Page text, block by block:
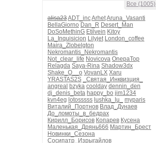
Все (1005)
alisa23ADT_incArhetAruna_Vasanti
BellaGiorno Dan_R Desert_Man
DoSoMethinG Etilvein Kitoy
La_Inquisicion Lilyjet London_coffee
Maira_Zlobelgton
Nekromantis_Nekromantis
Not_clear_life Novicova OnepaTop
Relagda Saya-Rina Shadow3dx
Shake_O__o VovanLX Xaru
YRASTAS2S
_Святая_Инквизция_
angreal bzyka coolday dennin_den
dj_denis_beta happy_bo jim1234
kvn4eg lotosssss lushka_lu_
myparis
Виталий_Портнов Влад_Дунаев
До_ломоты_в_бедрах
Кирилл_Борисов Копарев Кусена
Маленькая_Дрянь666 Мартин_Брест
Новинки_Сезона
Сосипатр_Изрыгайлов